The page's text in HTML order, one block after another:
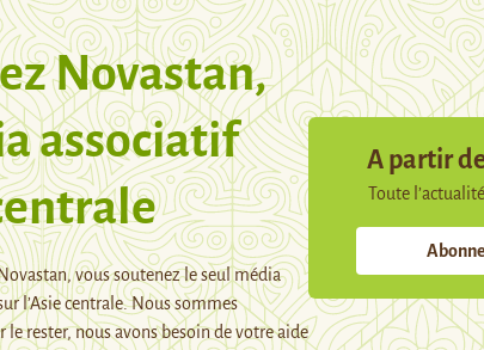
Novastan,
associatif
vous soutenez le seul média
l’Asie centrale. Nous sommes
le rester, nous avons besoin de votre aide
A partir
Toute